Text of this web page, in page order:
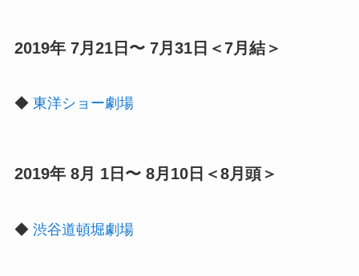
2019年 7月21日〜 7月31日＜7月結＞
◆ 東洋ショー劇場
2019年 8月 1日〜 8月10日＜8月頭＞
◆ 渋谷道頓堀劇場